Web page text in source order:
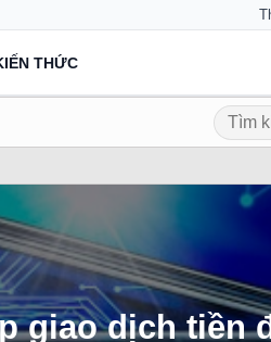
THỨC
giao dịch tiền